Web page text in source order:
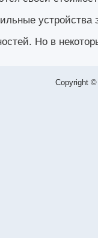
устройства
Но в
Copyright ©